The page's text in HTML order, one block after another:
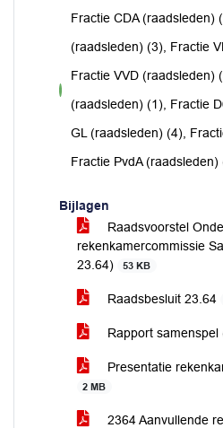
voor
Fractie CDA (raadsleden)
(raadsleden) (3), Fractie
Fractie VVD (raadsleden)
(raadsleden) (1), Fractie
GL (raadsleden) (4),
Fractie PvdA (raadsleden)
Bijlagen
Raadsvoorstel
rekenkamercommissie
23.64)
53 KB
Raadsbesluit 23.64
Rapport samenspel
Presentatie
2 MB
2364 Aanvullende